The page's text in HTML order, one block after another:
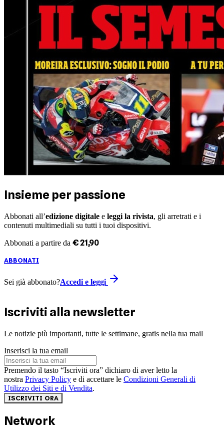
Insieme per passione
Abbonati all’edizione digitale e leggi la rivista, gli arretrati e i
contenuti multimediali su tutti i tuoi dispositivi.
Abbonati a partire da €21 ,90
ABBONATI
Sei già abbonato?Accedi e leggi
Iscriviti alla newsletter
Le notizie più importanti, tutte le settimane, gratis nella tua mail
Inserisci la tua email
Premendo il tasto “Iscriviti ora” dichiaro di aver letto la
nostra Privacy Policy e di accettare le Condizioni Generali di
Utilizzo dei Siti e di Vendita.
ISCRIVITI ORA
Network